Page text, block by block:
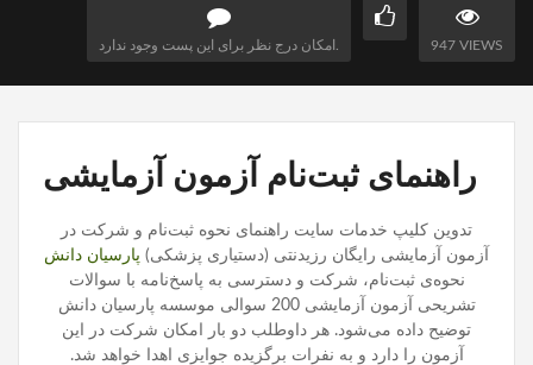
947 VIEWS
راهنمای ثبت‌نام آزمون آزمایشی
تدوین کلیپ خدمات سایت راهنمای نحوه ثبت‌نام و شرکت در
آزمون آزمایشی رایگان رزیدنتی (دستیاری پزشکی) پارسیان دانش
نحوه‌ی ثبت‌نام، شرکت و دسترسی به پاسخ‌نامه با سوالات
تشریحی آزمون آزمایشی 200 سوالی موسسه پارسیان دانش
توضیح داده می‌شود. هر داوطلب دو بار امکان شرکت در این
آزمون را دارد و به نفرات برگزیده جوایزی اهدا خواهد شد.